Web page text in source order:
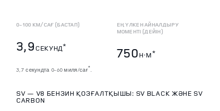
0-100 КМ/САҒ (БАСТАП)
3,9СЕКУНД*
3,7 секундта 0–60 миля/сағ*
ЕҢ ҮЛКЕН АЙНАЛДЫРУ
МОМЕНТІ (ДЕЙІН)
750Н·М*
SV — V8 БЕНЗИН ҚОЗҒАЛТҚЫШЫ: SV BLACK ЖӘНЕ SV
CARBON